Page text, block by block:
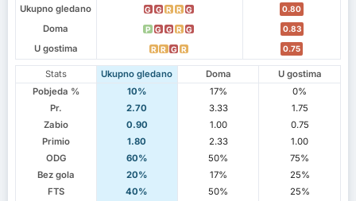
Ukupno gledano
G G R R G 0.80
Doma P G G R G 0.83
U gostima R R G R 0.75
Stats Ukupno gledano Doma
U gostima
Pobjeda %
10% 17%
0%
Pr.
2.70 3.33
1.75
Zabio
0.90 1.00
0.75
Primio
1.80 2.33
1.00
ODG
60% 50%
75%
Bez gola
20% 17%
25%
FTS
40% 50%
25%